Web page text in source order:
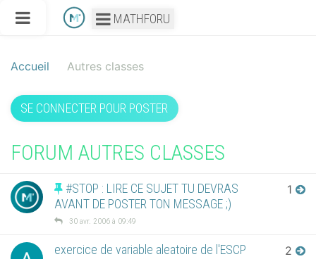
MATHFORU
Accueil Autres classes
SE CONNECTER POUR POSTER
FORUM AUTRES CLASSES
#STOP : LIRE CE SUJET TU DEVRAS
AVANT DE POSTER TON MESSAGE ;)
30 avr. 2006 à 09:49
1
exercice de variable aleatoire de l'ESCP 2